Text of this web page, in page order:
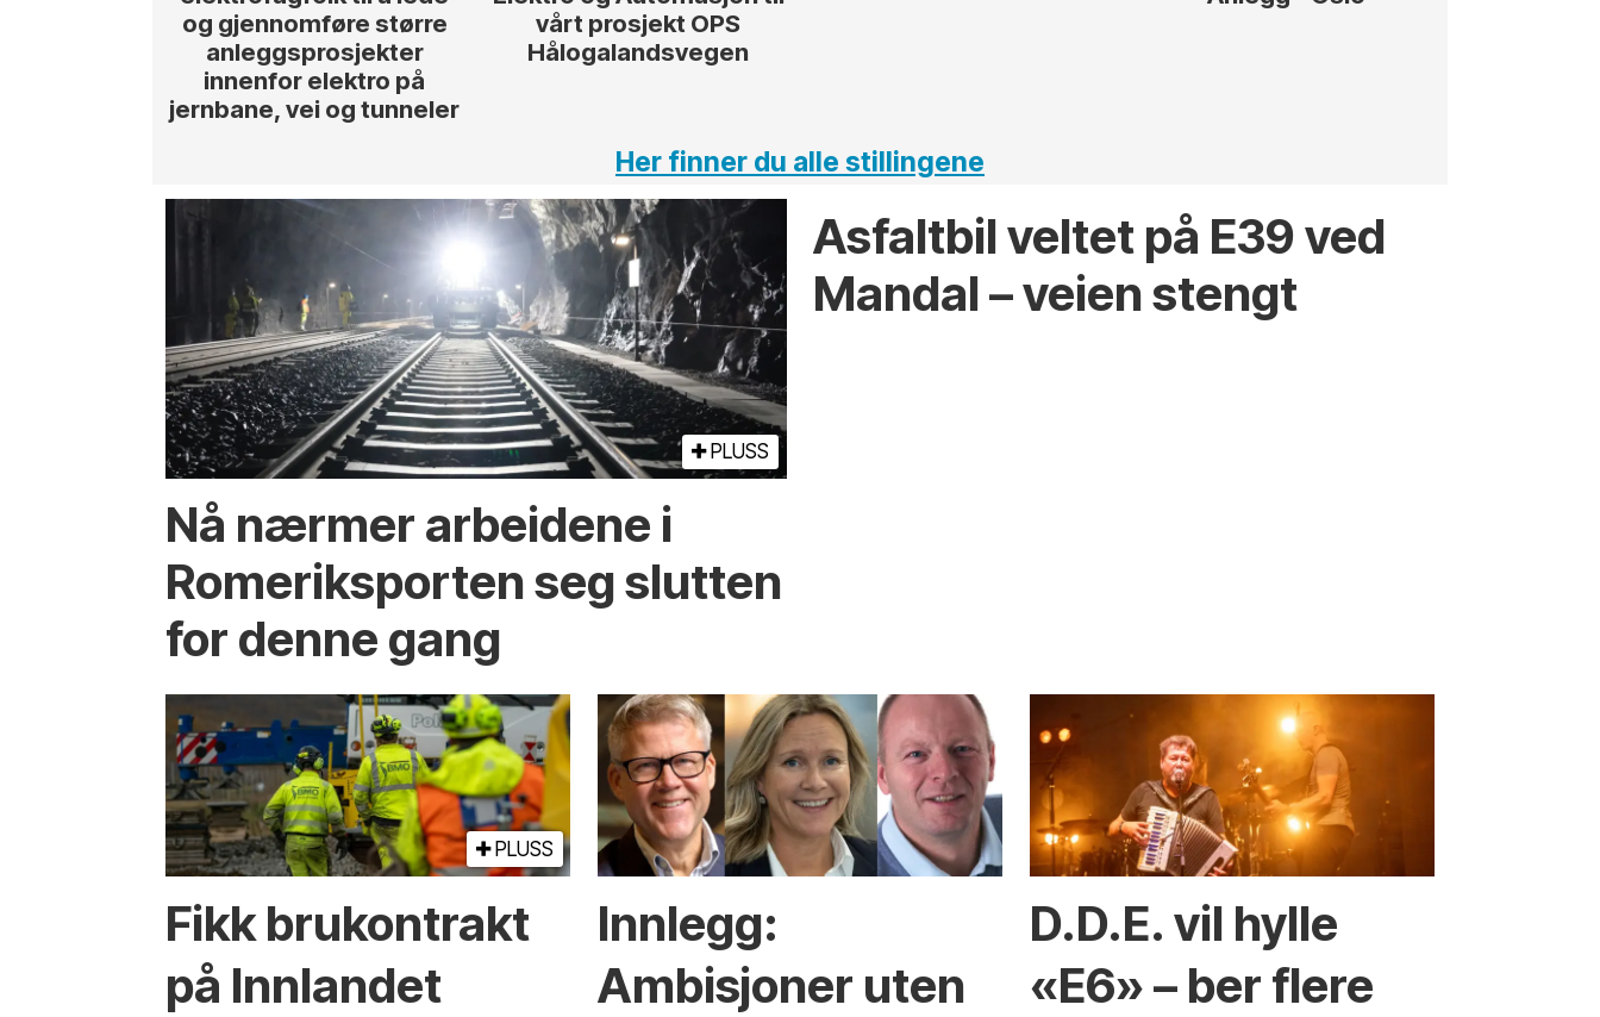
og gjennomføre større
anleggsprosjekter
innenfor elektro på
jernbane, vei og tunneler
vårt prosjekt OPS
Hålogalandsvegen
Her finner du alle stillingene
PLUSS
Nå nærmer arbeidene i
Romeriksporten seg slutten
for denne gang
Asfaltbil veltet på E39 ved
Mandal – veien stengt
PLUSS
Fikk brukontrakt
på Innlandet
Innlegg:
Ambisjoner uten
D.D.E. vil hylle
«E6» – ber flere